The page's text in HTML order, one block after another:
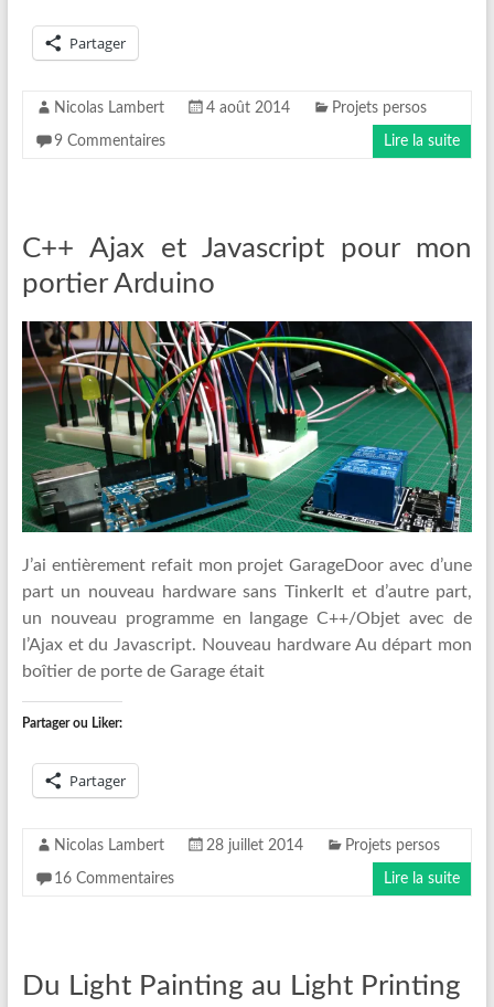
Partager
Nicolas Lambert 4 août 2014 Projets persos
9 Commentaires Lire la suite
C++ Ajax et Javascript pour mon
portier Arduino
J’ai entièrement refait mon projet GarageDoor avec d’une
part un nouveau hardware sans TinkerIt et d’autre part,
un nouveau programme en langage C++/Objet avec de
l’Ajax et du Javascript. Nouveau hardware Au départ mon
boîtier de porte de Garage était
Partager ou Liker:
Partager
Nicolas Lambert 28 juillet 2014 Projets persos
16 Commentaires Lire la suite
Du Light Painting au Light Printing